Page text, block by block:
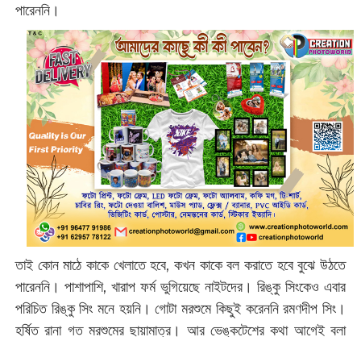
পারেননি।
তাই কোন মাঠে কাকে খেলাতে হবে, কখন কাকে বল করাতে হবে বুঝে উঠতে
পারেননি। পাশাপাশি, খারাপ ফর্ম ভুগিয়েছে নাইটদের। রিঙ্কু সিংকেও এবার
পরিচিত রিঙ্কু সিং মনে হয়নি। গোটা মরশুমে কিছুই করেননি রমণদীপ সিং।
হর্ষিত রানা গত মরশুমের ছায়ামাত্র। আর ভেঙ্কটেশের কথা আগেই বলা